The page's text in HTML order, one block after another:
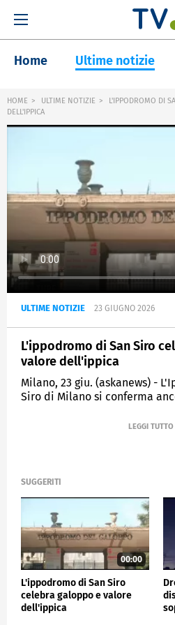
Home Ultime notizie
HOME ULTIME NOTIZIE
L'IPPODROMO DI
DELL'IPPICA
ULTIME NOTIZIE 23 GIUGNO 2026
L'ippodromo di San Siro
valore dell'ippica
Milano, 23 giu. (askanews) -
Siro di Milano si conferma
sport ha acceso i riflettori
prestazione dominante
Un appuntamento che
più attesi dell'intera stagione
prestigio internazionale
"Questa giornata, dal punto
primo semestre. Noi oggi
diverse al nostro pubblico,
San Siro con animazione per
SUGGERITI
00:00
L'ippodromo di San Siro
celebra galoppo e valore
dell'ippica